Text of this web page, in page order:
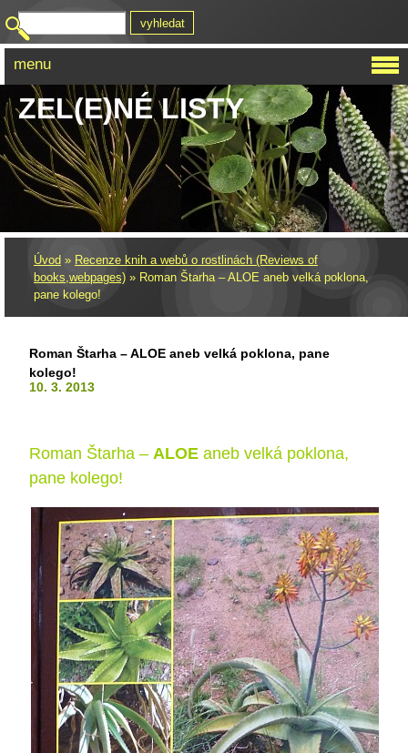
ZEL(E)NÉ LISTY
Úvod » Recenze knih a webů o rostlinách (Reviews of
books,webpages) » Roman Štarha – ALOE aneb velká poklona,
pane kolego!
Roman Štarha – ALOE aneb velká poklona, pane
kolego!
10. 3. 2013
Roman Štarha – ALOE aneb velká poklona,
pane kolego!
menu